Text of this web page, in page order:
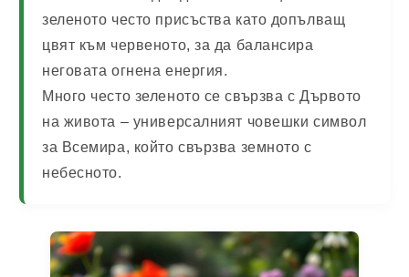
зеленото често присъства като допълващ
цвят към червеното, за да балансира
неговата огнена енергия.
Много често зеленото се свързва сДървото
на живота – универсалният човешки символ
за Всемира, който свързва земното с
небесното.